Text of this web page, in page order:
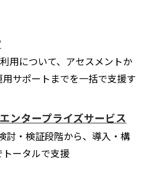
用について、アセスメントか
サポートまでを一括で支援す
ンタープライズサービス
討・検証段階から、導入・構
ータルで支援